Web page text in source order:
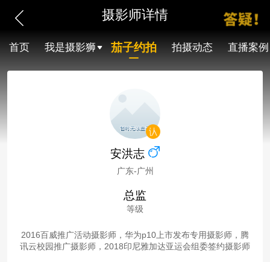
摄影师详情
首页 我是摄影狮 茄子约拍 拍摄动态 直播案例
安洪志
广东-广州
总监
等级
2016百威推广活动摄影师，华为p10上市发布专用摄影师，腾
讯云校园推广摄影师，2018印尼雅加达亚运会组委签约摄影师